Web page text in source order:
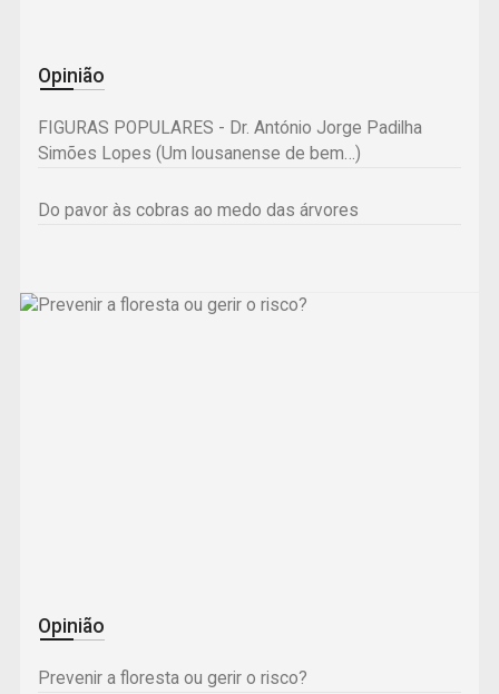
Opinião
FIGURAS POPULARES - Dr. António Jorge Padilha
Simões Lopes (Um lousanense de bem…)
Do pavor às cobras ao medo das árvores
Opinião
Prevenir a floresta ou gerir o risco?